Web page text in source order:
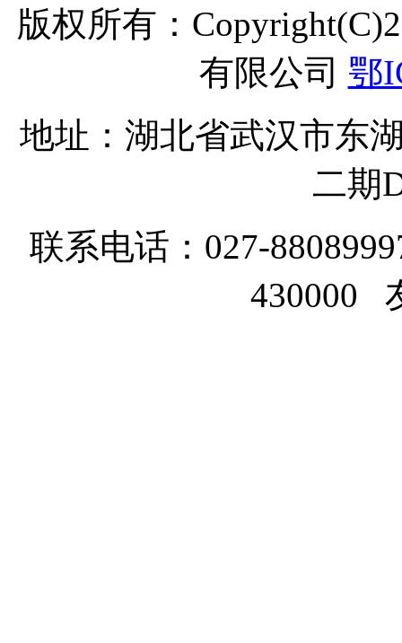
版权所有：
有限公司 鄂
地址：湖北省武汉市东
二期
联系电话：027-
430000